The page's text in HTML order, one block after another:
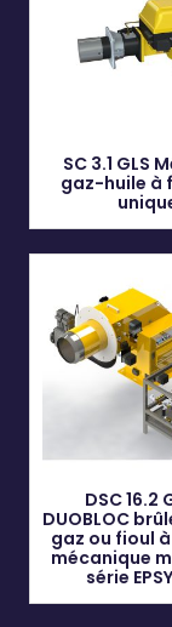
SC 3.1 GLS
gaz-huile à
DSC 16.2
DUOBLOC
gaz ou fioul
mécanique
série